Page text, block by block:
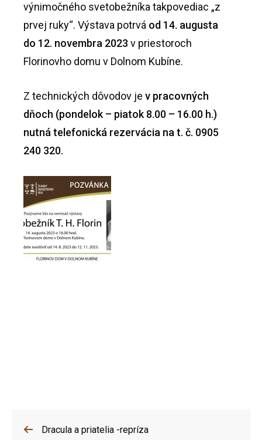
výnimočného svetobežníka takpovediac „z
prvej ruky“. Výstava potrvá od 14. augusta
do 12. novembra 2023 v priestoroch
Florinovho domu v Dolnom Kubíne.
Z technických dôvodov je v pracovných
dňoch (pondelok – piatok 8.00 – 16.00 h.)
nutná telefonická rezervácia na t. č. 0905
240 320.
Dracula a priatelia -repríza